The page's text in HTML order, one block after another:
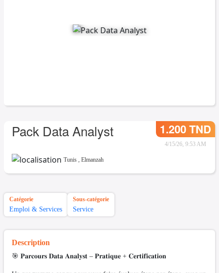
Pack Data Analyst 1.200 TND
4/15/26, 9:53 AM
Tunis , Elmanzah
Catégorie
Emploi & Services
Sous-catégorie
Service
Description
🎯 𝐏𝐚𝐫𝐜𝐨𝐮𝐫𝐬 𝐃𝐚𝐭𝐚 𝐀𝐧𝐚𝐥𝐲𝐬𝐭 – 𝐏𝐫𝐚𝐭𝐢𝐪𝐮𝐞 + 𝐂𝐞𝐫𝐭𝐢𝐟𝐢𝐜𝐚𝐭𝐢𝐨𝐧